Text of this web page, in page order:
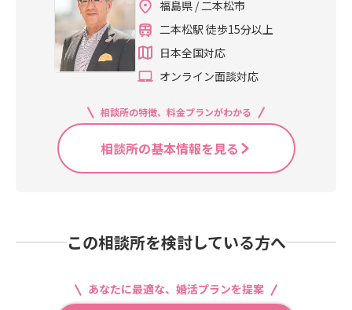
福島県 / 二本松市
二本松駅 徒歩15分以上
日本全国対応
オンライン面談対応
相談所の特徴、料金プランがわかる
相談所の基本情報を見る
この相談所を検討している方へ
あなたに最適な、婚活プランを提案